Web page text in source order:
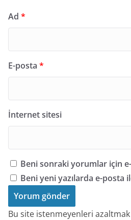
Ad *
E-posta *
İnternet sitesi
Beni sonraki yorumlar için
Beni yeni yazılarda e-posta
Bu site istenmeyenleri